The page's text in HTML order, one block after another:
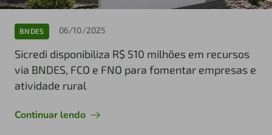
BNDES 06/10/2025
Sicredi disponibiliza R$ 510 milhões em recursos
via BNDES, FCO e FNO para fomentar empresas e
atividade rural
Continuar lendo